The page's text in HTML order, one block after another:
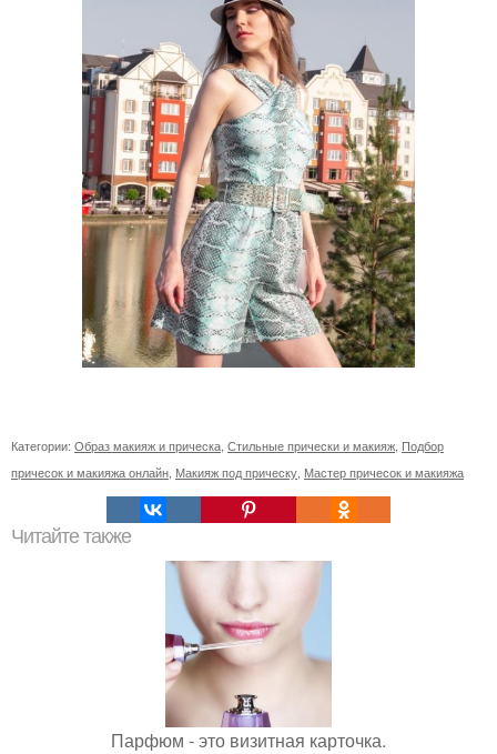
Категории: Образ макияж и прическа Стильные прически и макияж Подбор
причесок и макияжа онлайн Макияж под прическу Мастер причесок и макияжа
Читайте также
Парфюм - это визитная карточка.